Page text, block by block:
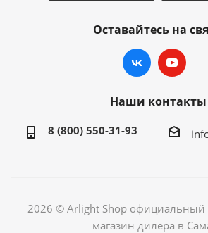
Оставайтесь на
Наши контакты
8 (800) 550-31-93
2026 © Arlight Shop официальный
магазин дилера в